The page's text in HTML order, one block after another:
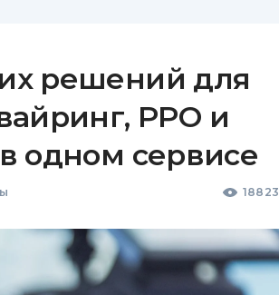
решений для
РРО и
одном сервисе
18823